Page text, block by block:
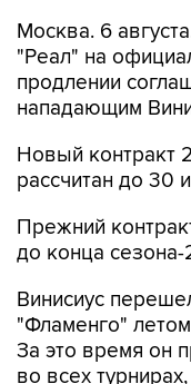
Москва. 6
"Реал" на
продлении
нападающим
Новый контракт
рассчитан до 30
Прежний
до конца
Винисиус
"Фламенго"
За это время он
во всех